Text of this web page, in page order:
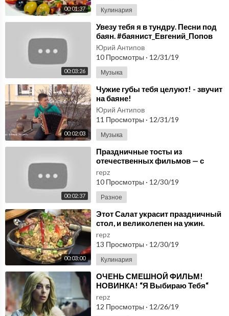
00:01:37 Кулинария
00:03:26
⁣Увезу тебя я в тундру. Песни под
баян. #баянист_Евгений_Попов
Юрий Антипов
10 Просмотры · 12/31/19
Музыка
00:02:03
⁣Чужие губы тебя целуют! - звучит
на баяне!
Юрий Антипов
11 Просмотры · 12/31/19
Музыка
00:02:37
⁣Праздничные тосты из
отечественных фильмов — с
наступающим тебя, зритель!
repz
10 Просмотры · 12/30/19
Разное
00:03:00
⁣Этот Салат украсит праздничный
стол, и великолепен на ужин.
repz
13 Просмотры · 12/30/19
Кулинария
⁣ОЧЕНЬ СМЕШНОЙ ФИЛЬМ!
НОВИНКА! “Я Выбираю Тебя“
РУССКИЕ КОМЕДИИ НОВИНКИ,
ФИЛЬМЫ HD, КИНО
repz
12 Просмотры · 12/26/19